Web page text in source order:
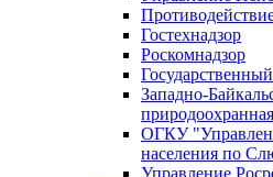
Гостехнадзор
Роскомнадзор
Западно-
ОГКУ
населения по
Управление